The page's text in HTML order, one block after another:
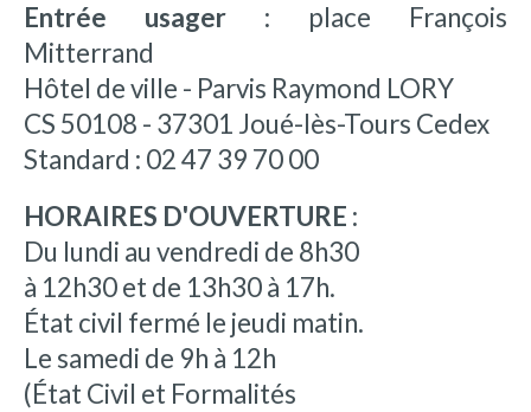
Entrée usager : place François
Mitterrand
Hôtel de ville - Parvis Raymond LORY
CS 50108 - 37301 Joué-lès-Tours Cedex
Standard : 02 47 39 70 00
HORAIRES D'OUVERTURE :
Du lundi au vendredi de 8h30
à 12h30 et de 13h30 à 17h.
État civil fermé le jeudi matin.
Le samedi de 9h à 12h
(État Civil et Formalités